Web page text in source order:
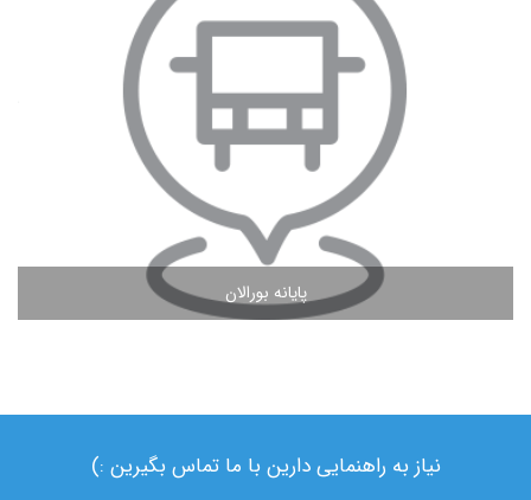
پایانه بورالان
مشاهده ادامه مطلب
نیاز به راهنمایی دارین با ما تماس بگیرین :)